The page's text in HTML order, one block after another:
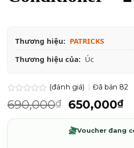
Thương hiệu: PATRICKS
Thương hiệu của: Úc
Được
xếp
0.0
(đánh giá) Đã bán 82
690,000₫
Giá
gốc
là:
650,000₫
Voucher đang